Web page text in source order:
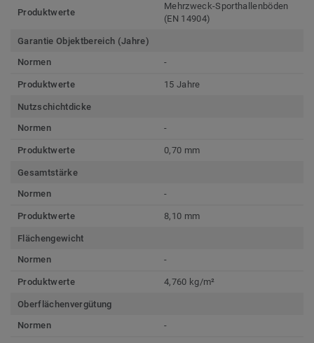
Produktwerte
Mehrzweck-Sporthallenböden
(EN 14904)
Garantie Objektbereich (Jahre)
Normen
-
Produktwerte 15 Jahre
Nutzschichtdicke
Normen
-
Produktwerte 0,70 mm
Gesamtstärke
Normen
-
Produktwerte 8,10 mm
Flächengewicht
Normen
-
Produktwerte 4,760 kg/m²
Oberflächenvergütung
Normen
-